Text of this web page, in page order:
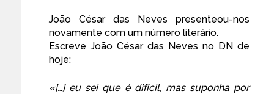
João César das Neves presenteou-nos
novamente com um número literário.
Escreve João César das Neves no DN de
hoje:
«[…] eu sei que é difícil, mas suponha por